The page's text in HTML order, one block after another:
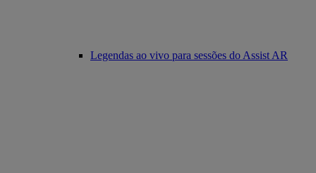
Legendas ao vivo para sessões do Assist AR